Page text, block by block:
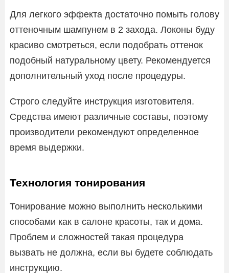
Для легкого эффекта достаточно помыть голову
оттеночным шампунем в 2 захода. Локоны буду
красиво смотреться, если подобрать оттенок
подобный натуральному цвету. Рекомендуется
дополнительный уход после процедуры.
Строго следуйте инструкция изготовителя.
Средства имеют различные составы, поэтому
производители рекомендуют определенное
время выдержки.
Технология тонирования
Тонирование можно выполнить несколькими
способами как в салоне красоты, так и дома.
Проблем и сложностей такая процедура
вызвать не должна, если вы будете соблюдать
инструкцию.